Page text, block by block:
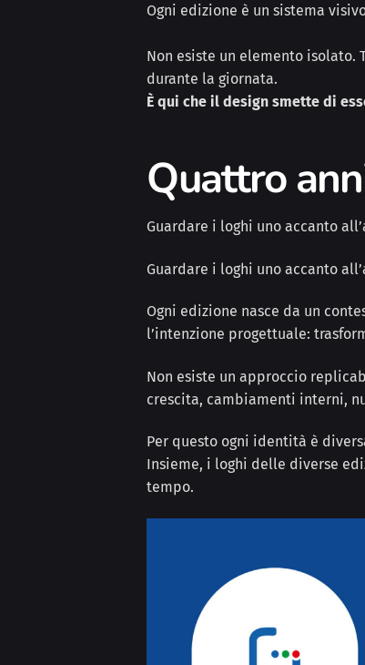
Ogni edizione è un sistema
Non esiste un elemento
durante la giornata.
È qui che il design smette di
Quattro
Guardare i loghi uno accanto
Guardare i loghi uno accanto
Ogni edizione nasce da un
l’intenzione progettuale:
Non esiste un approccio
crescita, cambiamenti interni,
Per questo ogni identità è
Insieme, i loghi delle diverse
tempo.